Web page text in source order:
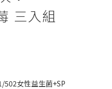
三入組
502女性益生菌+SP